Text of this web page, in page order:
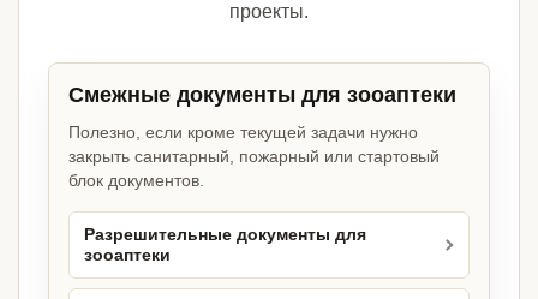
проекты.
Смежные документы для зооаптеки
Полезно, если кроме текущей задачи нужно
закрыть санитарный, пожарный или стартовый
блок документов.
Разрешительные документы для
зооаптеки